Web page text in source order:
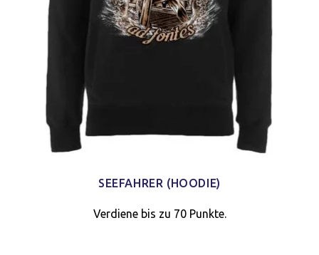
Verwalte deine Privatsphäre
Wir verwenden Technologien wie Cookies, um Geräteinformationen zu
SEEFAHRER (HOODIE)
Verdiene bis zu 70 Punkte.